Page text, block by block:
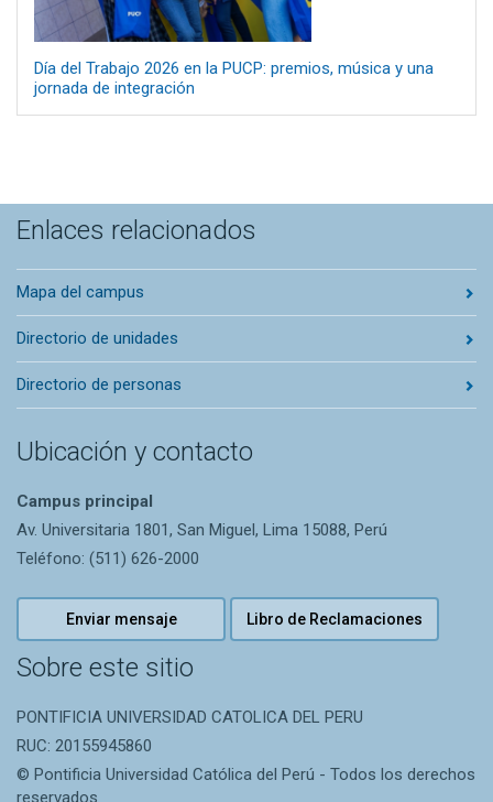
Día del Trabajo 2026 en la PUCP: premios, música y una
jornada de integración
Enlaces relacionados
Mapa del campus
Directorio de unidades
Directorio de personas
Ubicación y contacto
Campus principal
Av. Universitaria 1801, San Miguel, Lima 15088, Perú
Teléfono: (511) 626-2000
Enviar mensaje Libro de Reclamaciones
Sobre este sitio
PONTIFICIA UNIVERSIDAD CATOLICA DEL PERU
RUC: 20155945860
© Pontificia Universidad Católica del Perú - Todos los derechos
reservados